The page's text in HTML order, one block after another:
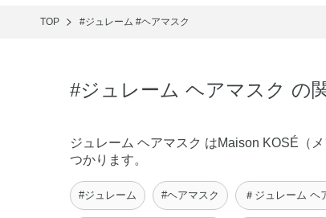
TOP #ジュレーム #ヘアマスク
#ジュレーム ヘアマスク の
ジュレーム ヘアマスク はMaison KOSÉ（
つかります。
#ジュレーム #ヘアマスク ＃ジュレーム ヘ